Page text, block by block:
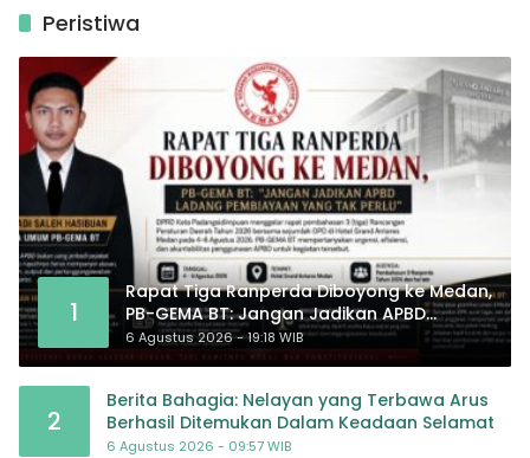
Peristiwa
1
Rapat Tiga Ranperda Diboyong ke Medan,
PB-GEMA BT: Jangan Jadikan APBD
Ladang Pembiayaan yang Tak Perlu
6 Agustus 2026 - 19:18 WIB
2
Berita Bahagia: Nelayan yang Terbawa Arus
Berhasil Ditemukan Dalam Keadaan Selamat
6 Agustus 2026 - 09:57 WIB